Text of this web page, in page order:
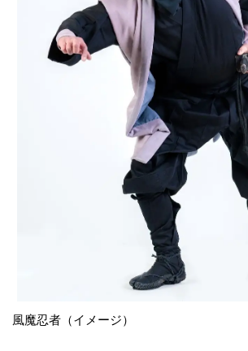
風魔忍者（イメージ）